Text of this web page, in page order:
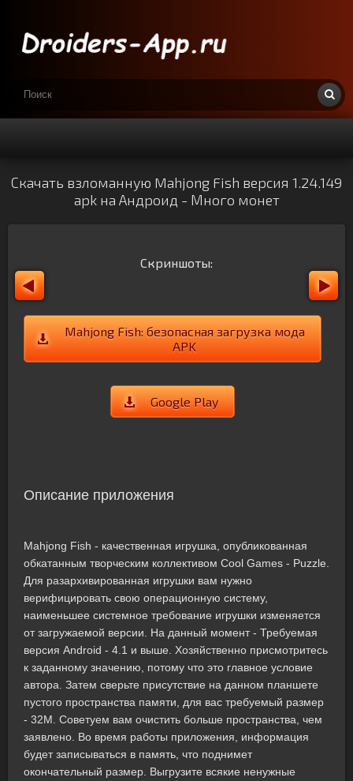
Скачать взломанную Mahjong Fish версия 1.24.149
apk на Андроид - Много монет
Скриншоты:
Mahjong Fish: безопасная загрузка мода
APK
Google Play
Описание приложения
Mahjong Fish - качественная игрушка, опубликованная
обкатанным творческим коллективом Cool Games - Puzzle.
Для разархивированная игрушки вам нужно
верифицировать свою операционную систему,
наименьшее системное требование игрушки изменяется
от загружаемой версии. На данный момент - Требуемая
версия Android - 4.1 и выше. Хозяйственно присмотритесь
к заданному значению, потому что это главное условие
автора. Затем сверьте присутствие на данном планшете
пустого пространства памяти, для вас требуемый размер
- 32M. Советуем вам очистить больше пространства, чем
заявлено. Во время работы приложения, информация
будет записываться в память, что поднимет
окончательный размер. Выгрузите всякие ненужные